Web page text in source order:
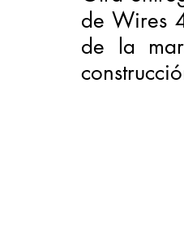
de Wires
de la